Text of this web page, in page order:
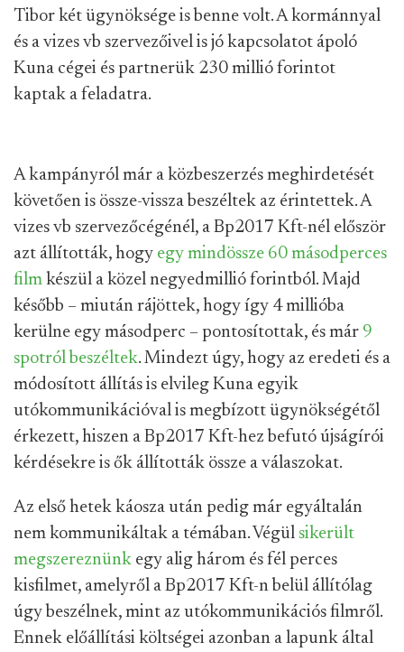
Tibor két ügynöksége is benne volt. A kormánnyal
és a vizes vb szervezőivel is jó kapcsolatot ápoló
Kuna cégei és partnerük 230 millió forintot
kaptak a feladatra.
A kampányról már a közbeszerzés meghirdetését
követően is össze-vissza beszéltek az érintettek. A
vizes vb szervezőcégénél, a Bp2017 Kft-nél először
azt állították, hogy egy mindössze 60 másodperces
film készül a közel negyedmillió forintból. Majd
később – miután rájöttek, hogy így 4 millióba
kerülne egy másodperc – pontosítottak, és már 9
spotról beszéltek. Mindezt úgy, hogy az eredeti és a
módosított állítás is elvileg Kuna egyik
utókommunikációval is megbízott ügynökségétől
érkezett, hiszen a Bp2017 Kft-hez befutó újságírói
kérdésekre is ők állították össze a válaszokat.
Az első hetek káosza után pedig már egyáltalán
nem kommunikáltak a témában. Végül sikerült
megszereznünk egy alig három és fél perces
kisfilmet, amelyről a Bp2017 Kft-n belül állítólag
úgy beszélnek, mint az utókommunikációs filmről.
Ennek előállítási költségei azonban a lapunk által